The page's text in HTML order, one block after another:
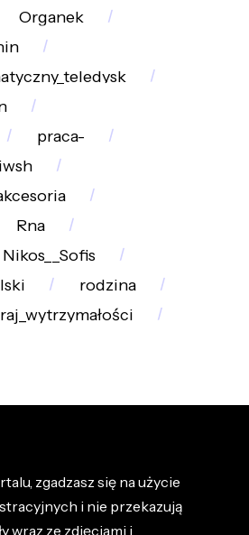
Organek
praca-
Rna
Nikos__Sofis
rodzina
zgadzasz się na użycie
i nie przekazują
wraz ze zdjęciami i